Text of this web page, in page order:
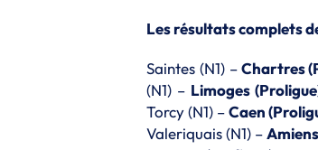
Les résultats complets
Saintes (N1) –Chartres
(N1) – Limoges
Torcy (N1) –Caen
Valeriquais (N1) –